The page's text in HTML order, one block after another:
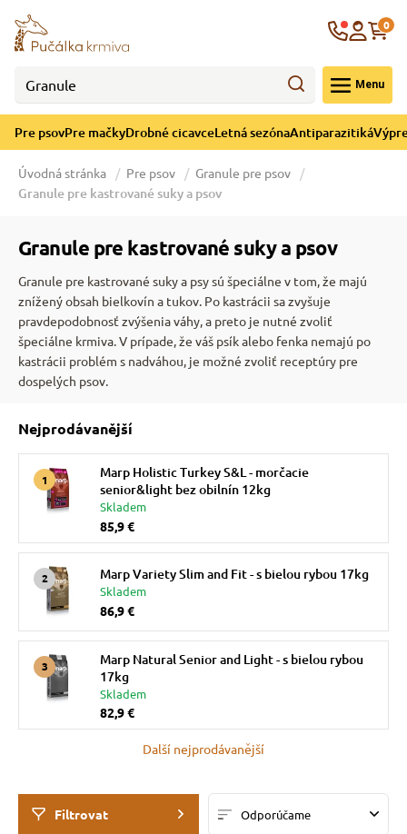
Menu
0
Pre psovPre mačkyDrobné cicavceLetná sezónaAntiparazitiká
mačky
Pre mačky
mačky
pre mačky
mačky
podstielka
mačky
a pelechy
mačky
mačky
cicavce
Drobné cicavce
vitamíny
sezóna
Letná sezóna
ochladenie
Výpredaj
CZK
Úvodná stránka Pre psov Granule pre psov
Granule pre kastrované suky a psov
Granule pre kastrované suky a psov
Granule pre kastrované suky a psy sú špeciálne v tom, že majú
znížený obsah bielkovín a tukov. Po kastrácii sa zvyšuje
pravdepodobnosť zvýšenia váhy, a preto je nutné zvoliť
špeciálne krmiva. V prípade, že váš psík alebo fenka nemajú po
kastrácii problém s nadváhou, je možné zvoliť receptúry pre
dospelých psov.
Nejprodávanější
Marp Holistic Turkey S&L - morčacie
senior&light bez obilnín 12kg
Skladem
85,9 €
Marp Variety Slim and Fit - s bielou rybou 17kg
Skladem
86,9 €
Marp Natural Senior and Light - s bielou rybou
17kg
Skladem
82,9 €
Další nejprodávanější
Filtrovat Odporúčame